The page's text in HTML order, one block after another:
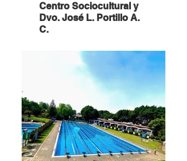
Centro Sociocultural y
Dvo. José L. Portillo A.
C.